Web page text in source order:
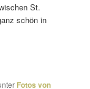
St.
schön in
Fotos von